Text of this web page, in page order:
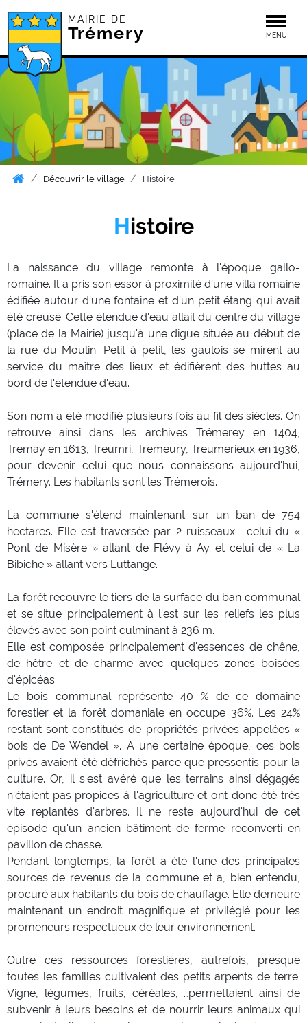
MAIRIE DE
Trémery MENU
Découvrir le village Histoire
Histoire
La naissance du village remonte à l'époque gallo-
romaine. Il a pris son essor à proximité d'une villa romaine
édifiée autour d'une fontaine et d'un petit étang qui avait
été creusé. Cette étendue d'eau allait du centre du village
(place de la Mairie) jusqu'à une digue située au début de
la rue du Moulin. Petit à petit, les gaulois se mirent au
service du maître des lieux et édifièrent des huttes au
bord de l'étendue d'eau.
Son nom a été modifié plusieurs fois au fil des siècles. On
retrouve ainsi dans les archives Trémerey en 1404,
Tremay en 1613, Treumri, Tremeury, Treumerieux en 1936,
pour devenir celui que nous connaissons aujourd'hui,
Trémery. Les habitants sont les Trémerois.
La commune s'étend maintenant sur un ban de 754
hectares. Elle est traversée par 2 ruisseaux : celui du «
Pont de Misère » allant de Flévy à Ay et celui de « La
Bibiche » allant vers Luttange.
La forêt recouvre le tiers de la surface du ban communal
et se situe principalement à l'est sur les reliefs les plus
élevés avec son point culminant à 236 m.
Elle est composée principalement d'essences de chêne,
de hêtre et de charme avec quelques zones boisées
d'épicéas.
Le bois communal représente 40 % de ce domaine
forestier et la forêt domaniale en occupe 36%. Les 24%
restant sont constitués de propriétés privées appelées «
bois de De Wendel ». A une certaine époque, ces bois
privés avaient été défrichés parce que pressentis pour la
culture. Or, il s'est avéré que les terrains ainsi dégagés
n'étaient pas propices à l'agriculture et ont donc été très
vite replantés d'arbres. Il ne reste aujourd'hui de cet
épisode qu'un ancien bâtiment de ferme reconverti en
pavillon de chasse.
Pendant longtemps, la forêt a été l'une des principales
sources de revenus de la commune et a, bien entendu,
procuré aux habitants du bois de chauffage. Elle demeure
maintenant un endroit magnifique et privilégié pour les
promeneurs respectueux de leur environnement.
Outre ces ressources forestières, autrefois, presque
toutes les familles cultivaient des petits arpents de terre.
Vigne, légumes, fruits, céréales, …permettaient ainsi de
subvenir à leurs besoins et de nourrir leurs animaux qui